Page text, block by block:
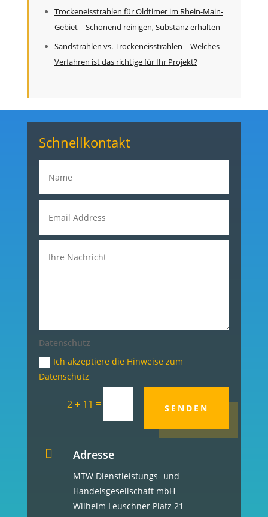
Trockeneisstrahlen für Oldtimer im Rhein-Main-
Gebiet – Schonend reinigen, Substanz erhalten
Sandstrahlen vs. Trockeneisstrahlen – Welches
Verfahren ist das richtige für Ihr Projekt?
Schnellkontakt
Datenschutz
Ich akzeptiere die Hinweise zum
Datenschutz
2 + 11 = SENDEN
 Adresse
MTW Dienstleistungs- und
Handelsgesellschaft mbH
Wilhelm Leuschner Platz 21